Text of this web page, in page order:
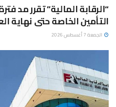
“الرقابة المالية” تقرر مد
التأمين الخاصة حتى نهاية
الجمعة 7 أغسطس 2026